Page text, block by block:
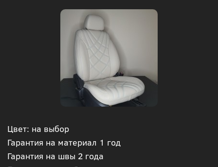
Цвет: на выбор
Гарантия на материал 1 год
Гарантия на швы 2 года